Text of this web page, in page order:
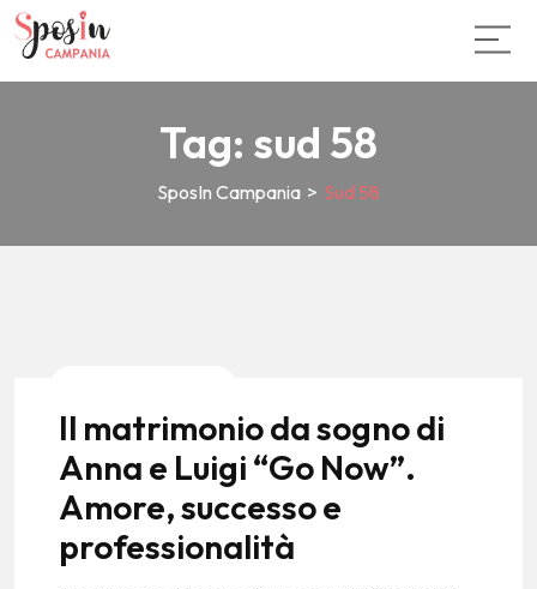
Tag: sud 58
SposIn Campania > Sud 58
Il matrimonio da sogno di
Anna e Luigi “Go Now”.
Amore, successo e
professionalità